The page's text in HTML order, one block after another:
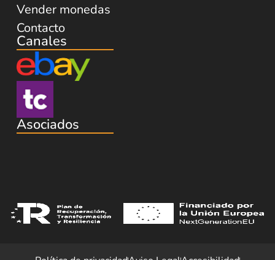
Vender monedas
Contacto
Canales
Asociados